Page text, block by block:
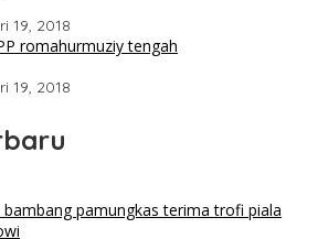
19, 2018
19, 2018